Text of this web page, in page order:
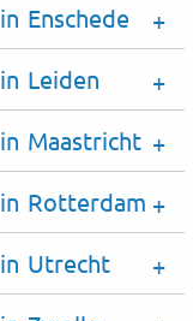
Enschede
Leiden
Maastricht
Rotterdam
Utrecht